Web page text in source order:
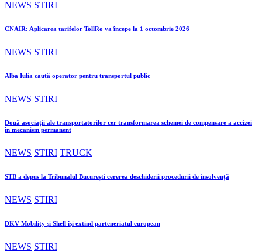
NEWS STIRI
CNAIR: Aplicarea tarifelor TollRo va începe la 1 octombrie 2026
NEWS STIRI
Alba Iulia caută operator pentru transportul public
NEWS STIRI
Două asociații ale transportatorilor cer transformarea schemei de compensare a accizei
în mecanism permanent
NEWS STIRI TRUCK
STB a depus la Tribunalul București cererea deschiderii procedurii de insolvență
NEWS STIRI
DKV Mobility și Shell își extind parteneriatul european
NEWS STIRI